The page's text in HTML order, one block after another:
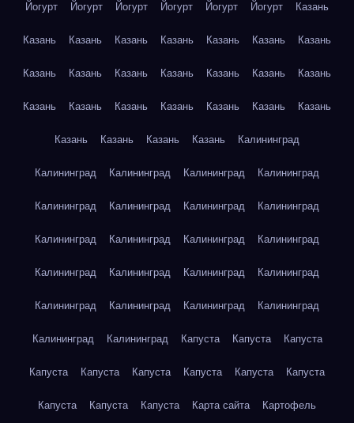
Йогурт Йогурт Йогурт Йогурт Йогурт Йогурт Казань
Казань Казань Казань Казань Казань Казань Казань
Казань Казань Казань Казань Казань Казань Казань
Казань Казань Казань Казань Казань Казань Казань
Казань Казань Казань Казань Калининград
Калининград Калининград Калининград Калининград
Калининград Калининград Калининград Калининград
Калининград Калининград Калининград Калининград
Калининград Калининград Калининград Калининград
Калининград Калининград Калининград Калининград
Калининград Калининград Капуста Капуста Капуста
Капуста Капуста Капуста Капуста Капуста Капуста
Капуста Капуста Капуста Карта сайта Картофель